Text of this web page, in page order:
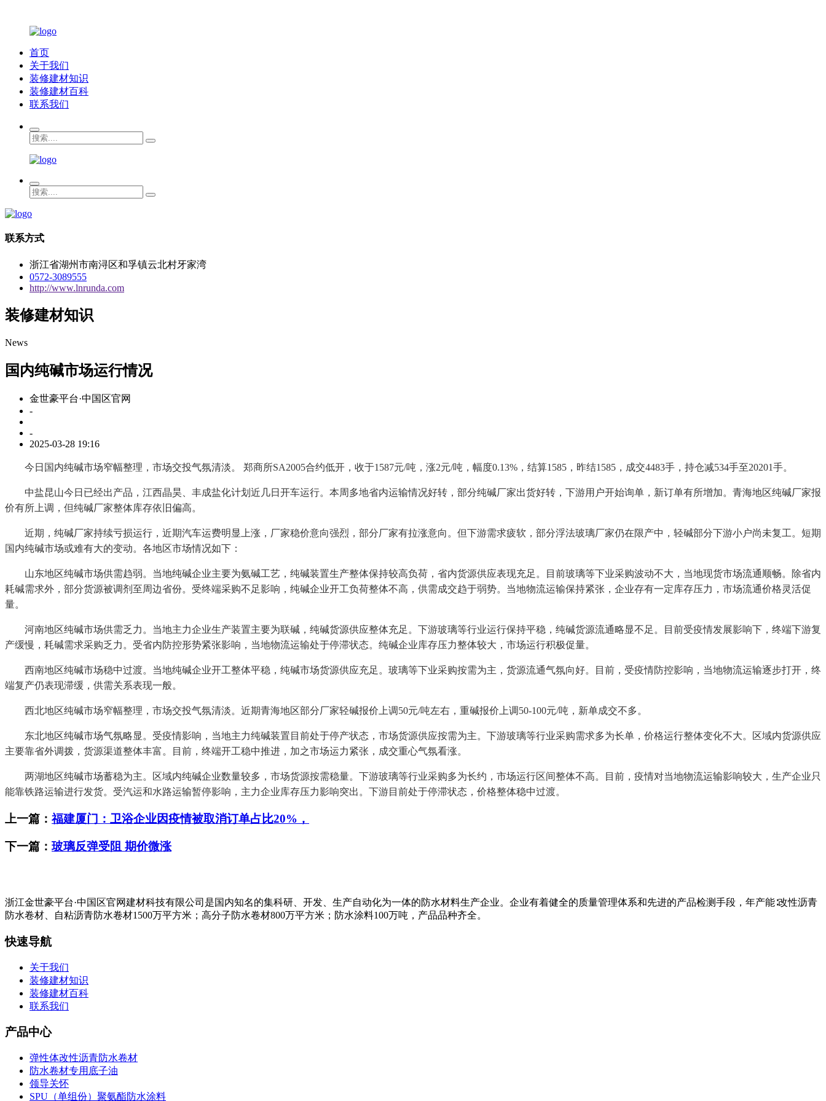
首页
关于我们
装修建材知识
装修建材百科
联系我们
联系方式
浙江省湖州市南浔区和孚镇云北村牙家湾
0572-3089555
http://www.lnrunda.com
装修建材知识
News
国内纯碱市场运行情况
金世豪平台·中国区官网
-
-
2025-03-28 19:16
今日国内纯碱市场窄幅整理，市场交投气氛清淡。 郑商所SA2005合约低开，收于1587元/吨，涨2元/吨，幅度0.13%，结算1585，昨结1585，成交4483手，持仓减534手至20201手。
中盐昆山今日已经出产品，江西晶昊、丰成盐化计划近几日开车运行。本周多地省内运输情况好转，部分纯碱厂家出货好转，下游用户开始询单，新订单有所增加。青海地区纯碱厂家报
价有所上调，但纯碱厂家整体库存依旧偏高。
近期，纯碱厂家持续亏损运行，近期汽车运费明显上涨，厂家稳价意向强烈，部分厂家有拉涨意向。但下游需求疲软，部分浮法玻璃厂家仍在限产中，轻碱部分下游小户尚未复工。短期
国内纯碱市场或难有大的变动。各地区市场情况如下：
山东地区纯碱市场供需趋弱。当地纯碱企业主要为氨碱工艺，纯碱装置生产整体保持较高负荷，省内货源供应表现充足。目前玻璃等下业采购波动不大，当地现货市场流通顺畅。除省内
耗碱需求外，部分货源被调剂至周边省份。受终端采购不足影响，纯碱企业开工负荷整体不高，供需成交趋于弱势。当地物流运输保持紧张，企业存有一定库存压力，市场流通价格灵活促
量。
河南地区纯碱市场供需乏力。当地主力企业生产装置主要为联碱，纯碱货源供应整体充足。下游玻璃等行业运行保持平稳，纯碱货源流通略显不足。目前受疫情发展影响下，终端下游复
产缓慢，耗碱需求采购乏力。受省内防控形势紧张影响，当地物流运输处于停滞状态。纯碱企业库存压力整体较大，市场运行积极促量。
西南地区纯碱市场稳中过渡。当地纯碱企业开工整体平稳，纯碱市场货源供应充足。玻璃等下业采购按需为主，货源流通气氛向好。目前，受疫情防控影响，当地物流运输逐步打开，终
端复产仍表现滞缓，供需关系表现一般。
西北地区纯碱市场窄幅整理，市场交投气氛清淡。近期青海地区部分厂家轻碱报价上调50元/吨左右，重碱报价上调50-100元/吨，新单成交不多。
东北地区纯碱市场气氛略显。受疫情影响，当地主力纯碱装置目前处于停产状态，市场货源供应按需为主。下游玻璃等行业采购需求多为长单，价格运行整体变化不大。区域内货源供应
主要靠省外调拨，货源渠道整体丰富。目前，终端开工稳中推进，加之市场运力紧张，成交重心气氛看涨。
两湖地区纯碱市场蓄稳为主。区域内纯碱企业数量较多，市场货源按需稳量。下游玻璃等行业采购多为长约，市场运行区间整体不高。目前，疫情对当地物流运输影响较大，生产企业只
能靠铁路运输进行发货。受汽运和水路运输暂停影响，主力企业库存压力影响突出。下游目前处于停滞状态，价格整体稳中过渡。
上一篇：福建厦门：卫浴企业因疫情被取消订单占比20%，
下一篇： 玻璃反弹受阻 期价微涨
浙江金世豪平台·中国区官网建材科技有限公司是国内知名的集科研、开发、生产自动化为一体的防水材料生产企业。企业有着健全的质量管理体系和先进的产品检测手段，年产能∶改性沥青
防水卷材、自粘沥青防水卷材1500万平方米；高分子防水卷材800万平方米；防水涂料100万吨，产品品种齐全。
快速导航
关于我们
装修建材知识
装修建材百科
联系我们
产品中心
弹性体改性沥青防水卷材
防水卷材专用底子油
领导关怀
SPU（单组份）聚氨酯防水涂料